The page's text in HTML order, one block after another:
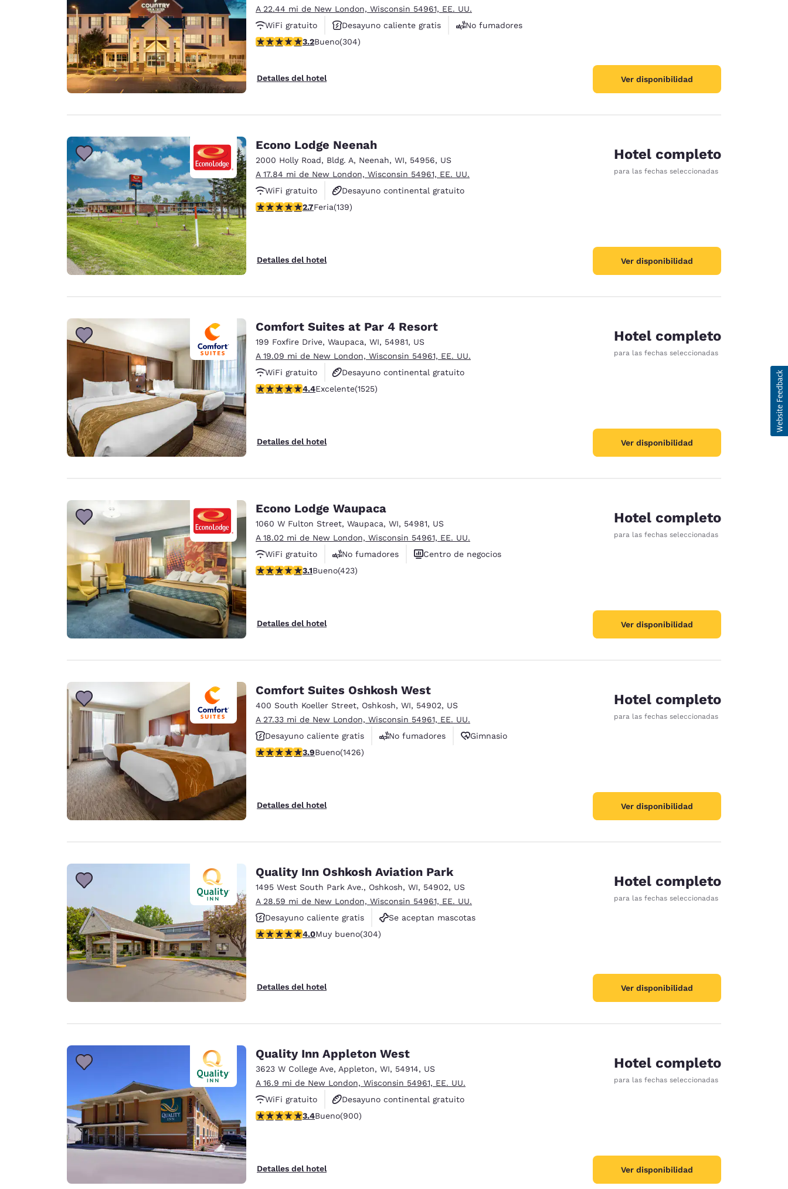
A 22.44 mi de New London, Wisconsin 54961, EE. UU.
WiFi gratuito
Desayuno caliente gratis
No fumadores
calificación de 3.24 estrellas. Bueno. 304 reseñas
3.2Bueno(304)
Detalles del hotel Ver disponibilidad
Econo Lodge Neenah
2000 Holly Road, Bldg. A, Neenah, WI, 54956, US
A 17.84 mi de New London, Wisconsin 54961, EE. UU.
WiFi gratuito
Desayuno continental gratuito
Se aceptan mascotas
calificación de 2.68 estrellas. Feria. 139 reseñas
2.7Feria(139)
Detalles del hotel
Hotel completo
para las fechas seleccionadas
Ver disponibilidad
Comfort Suites at Par 4 Resort
199 Foxfire Drive, Waupaca, WI, 54981, US
A 19.09 mi de New London, Wisconsin 54961, EE. UU.
WiFi gratuito
Desayuno continental gratuito
Desayuno caliente gratis
calificación de 4.39 estrellas. Excelente. 1525 reseñas
4.4Excelente(1525)
Detalles del hotel
Hotel completo
para las fechas seleccionadas
Ver disponibilidad
Econo Lodge Waupaca
1060 W Fulton Street, Waupaca, WI, 54981, US
A 18.02 mi de New London, Wisconsin 54961, EE. UU.
WiFi gratuito
No fumadores
Centro de negocios
calificación de 3.12 estrellas. Bueno. 423 reseñas
3.1Bueno(423)
Detalles del hotel
Hotel completo
para las fechas seleccionadas
Ver disponibilidad
Comfort Suites Oshkosh West
400 South Koeller Street, Oshkosh, WI, 54902, US
A 27.33 mi de New London, Wisconsin 54961, EE. UU.
Desayuno caliente gratis
No fumadores
Gimnasio
calificación de 3.87 estrellas. Bueno. 1426 reseñas
3.9Bueno(1426)
Detalles del hotel
Hotel completo
para las fechas seleccionadas
Ver disponibilidad
Quality Inn Oshkosh Aviation Park
1495 West South Park Ave., Oshkosh, WI, 54902, US
A 28.59 mi de New London, Wisconsin 54961, EE. UU.
Desayuno caliente gratis
Se aceptan mascotas
No fumadores
calificación de 4.01 estrellas. Muy bueno. 304 reseñas
4.0Muy bueno(304)
Detalles del hotel
Hotel completo
para las fechas seleccionadas
Ver disponibilidad
Quality Inn Appleton West
3623 W College Ave, Appleton, WI, 54914, US
A 16.9 mi de New London, Wisconsin 54961, EE. UU.
WiFi gratuito
Desayuno continental gratuito
Se aceptan mascotas
calificación de 3.41 estrellas. Bueno. 900 reseñas
3.4Bueno(900)
Detalles del hotel
Hotel completo
para las fechas seleccionadas
Ver disponibilidad